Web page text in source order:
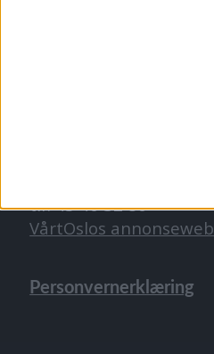
tlf: 45 40 32 80
VårtOslos annonseweb
Personvernerklæring